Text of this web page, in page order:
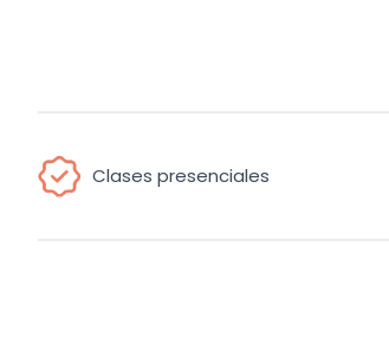
Clases presenciales